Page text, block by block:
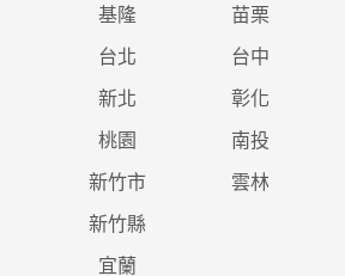
基隆 苗栗
台北 台中
新北 彰化
桃園 南投
新竹市 雲林
新竹縣
宜蘭